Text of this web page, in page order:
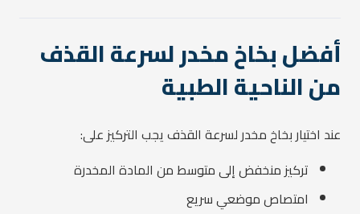
أفضل بخاخ مخدر لسرعة القذف
من الناحية الطبية
عند اختيار بخاخ مخدر لسرعة القذف يجب التركيز على:
تركيز منخفض إلى متوسط من المادة المخدرة
امتصاص موضعي سريع